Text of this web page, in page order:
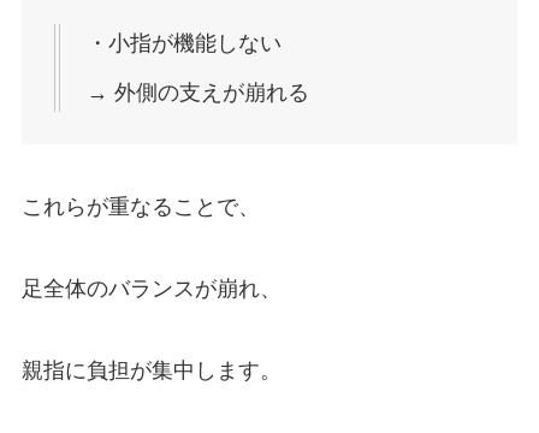
・小指が機能しない
→ 外側の支えが崩れる
これらが重なることで、
足全体のバランスが崩れ、
親指に負担が集中します。